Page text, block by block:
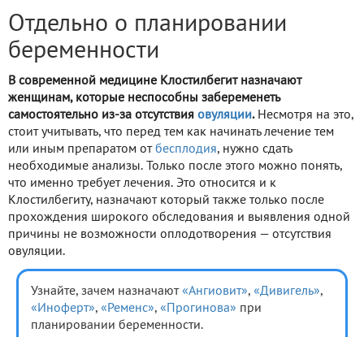
Отдельно о планировании
беременности
В современной медицине Клостилбегит назначают
женщинам, которые неспособны забеременеть
самостоятельно из-за отсутствия овуляции. Несмотря на это,
стоит учитывать, что перед тем как начинать лечение тем
или иным препаратом от бесплодия, нужно сдать
необходимые анализы. Только после этого можно понять,
что именно требует лечения. Это относится и к
Клостилбегиту, назначают который также только после
прохождения широкого обследования и выявления одной
причины не возможности оплодотворения — отсутствия
овуляции.
Узнайте, зачем назначают «Ангиовит», «Дивигель»,
«Иноферт», «Ременс», «Прогинова» при
планировании беременности.